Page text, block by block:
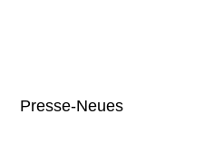
Presse-Neues